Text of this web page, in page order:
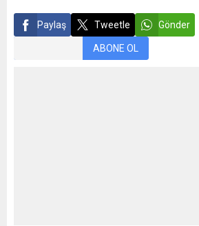
Paylaş Tweetle Gönder
ABONE OL